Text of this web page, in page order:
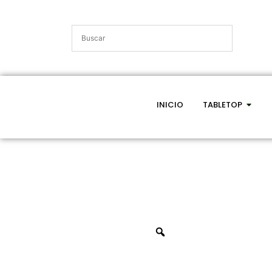
INICIO TABLETOP